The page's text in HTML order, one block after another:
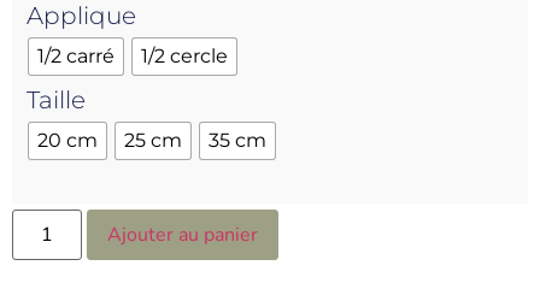
Applique
1/2 carré 1/2 cercle
Taille
20 cm 25 cm 35 cm
Ajouter au panier